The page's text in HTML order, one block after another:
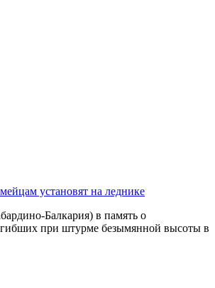
установят на леднике
Балкария) в память о
при штурме безымянной высоты в